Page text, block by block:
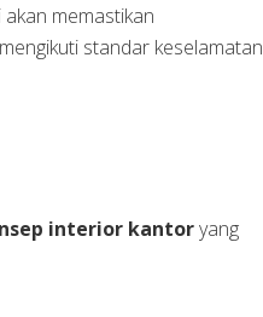
memastikan
standar keselamatan
interior kantoryang